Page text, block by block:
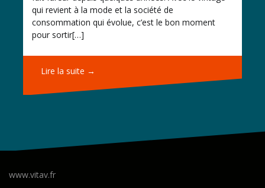
qui revient à la mode et la société de
consommation qui évolue, c’est le bon moment
pour sortir[…]
Lire la suite →
www.vitav.fr